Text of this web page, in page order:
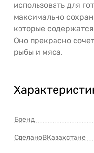
использовать для
максимально
которые
Оно прекрасно
рыбы и мяса.
Бренд
СделаноВКазахстане